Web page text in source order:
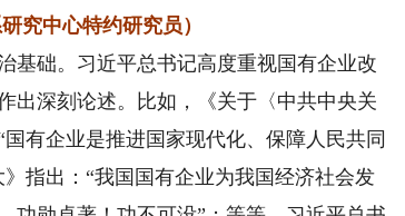
究中心特约研究员）
础。习近平总书记高度重视国有企业改
出深刻论述。比如，《关于〈中共中央关
有企业是推进国家现代化、保障人民共同
指出：“我国国有企业为我国经济社会发